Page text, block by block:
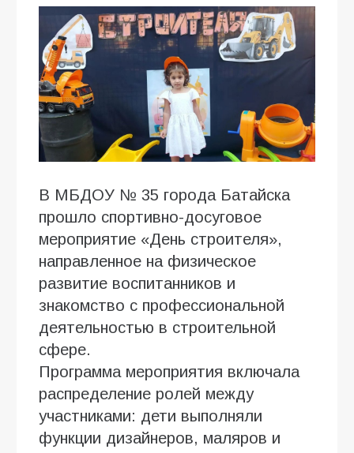
В МБДОУ № 35 города Батайска
прошло спортивно-досуговое
мероприятие «День строителя»,
направленное на физическое
развитие воспитанников и
знакомство с профессиональной
деятельностью в строительной
сфере.
Программа мероприятия включала
распределение ролей между
участниками: дети выполняли
функции дизайнеров, маляров и